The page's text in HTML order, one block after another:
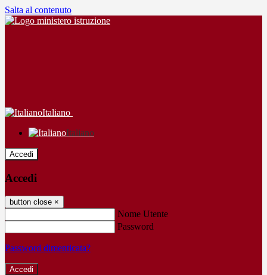
Salta al contenuto
Italiano
Italiano
Accedi
Accedi
button close ×
Nome Utente
Password
Password dimenticata?